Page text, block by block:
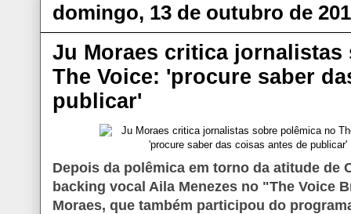
domingo, 13 de outubro de
Ju Moraes critica jornalistas
The Voice: 'procure saber
publicar'
Foto: Tiago Melo/ Bahia Notícias
Depois da polêmica em torno da atitude de
backing vocal Aila Menezes no "The Voice
Moraes, que também participou do